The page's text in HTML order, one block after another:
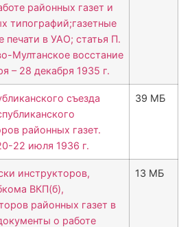
районных газет и
типографий;газетные
печати в УАО; статья П.
Мултанское восстание
– 28 декабря 1935 г.
съезда
районных газет.
22 июля 1936 г.
39 МБ
инструкторов,
ВКП(б),
районных газет в
о работе
13 МБ